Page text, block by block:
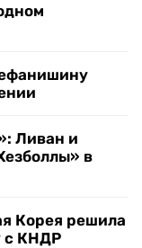
Ливан и
в
Корея решила
с КНДР